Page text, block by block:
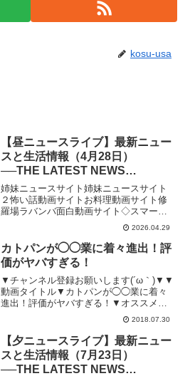
kosu-usa
【昼ニュースライブ】最新ニュー
スと生活情報（4月28日）
──THE LATEST NEWS
SUMMARY（日テレNEWS
LIVE）
姉妹ニュースサイト姉妹ニュースサイト
２怖い話動画サイトお料理動画サイト修
羅場ラバンバ面白動画サイト◇スマート
フォンアプリ「日テレNEWS NNN」24時
間365日のニュース配信はもちろん、新し
く報道番組へ参加する機能を実装してい
ます。上記リ...
2026.04.29
カトパンが◯◯業に着々進出！評
価がヤバすぎる！
▼チャンネル登録お願いします(´ω｀)▼▼
動画タイトル▼カトパンが◯◯業に着々
進出！評価がヤバすぎる！▼オススメ動
画はこちら♪▼☆【衝撃】え！？あの歌手
も！？A●女優に転身した芸能人まとめ！
☆ヤバイ事をして干された芸能人まと
め！☆【衝撃】ベ...
2018.07.30
【夕ニュースライブ】最新ニュー
スと生活情報（7月23日）
──THE LATEST NEWS